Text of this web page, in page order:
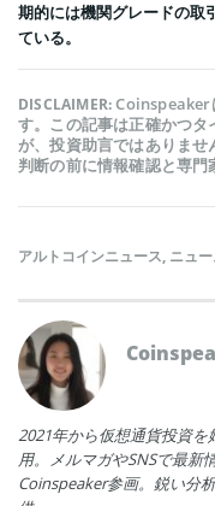
期的には機関グレードの取
ている。
DISCLAIMER:Coinspeaker
す。この記事は正確かつ
が、投資助言ではありま
判断の前に情報確認と専門
アルトコインニュース, ニュ
2021年から仮想通貨投資
用。メルマガやSNSで最新
Coinspeaker参画。鋭い分